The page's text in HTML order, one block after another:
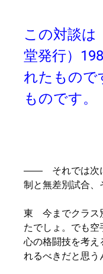
この対談は
堂発行）
れたもので
ものです。
―― それでは次に
制と無差別試合、
東 今までクラス
たでしょ。でも空
心の格闘技を考え
れるべきだと思う